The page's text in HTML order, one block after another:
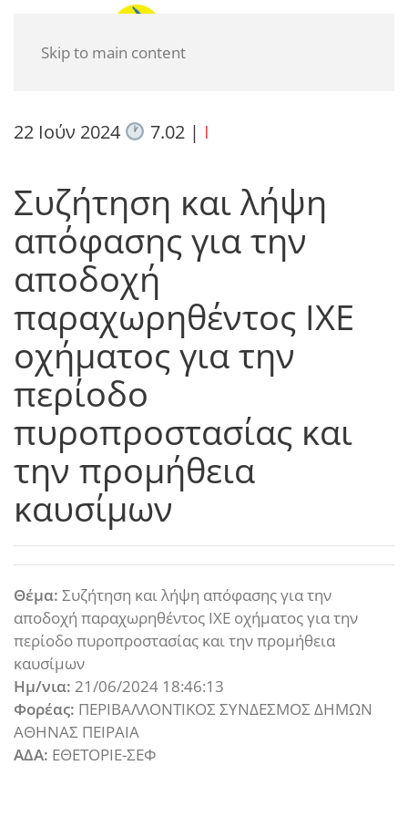
Skip to main content
22 Ιούν 2024 7.02| I
Συζήτηση και λήψη
απόφασης για την
αποδοχή
παραχωρηθέντος ΙΧΕ
οχήματος για την
περίοδο
πυροπροστασίας και
την προμήθεια
καυσίμων
Θέμα: Συζήτηση και λήψη απόφασης για την
αποδοχή παραχωρηθέντος ΙΧΕ οχήματος για την
περίοδο πυροπροστασίας και την προμήθεια
καυσίμων
Ημ/νια: 21/06/2024 18:46:13
Φορέας: ΠΕΡΙΒΑΛΛΟΝΤΙΚΟΣ ΣΥΝΔΕΣΜΟΣ ΔΗΜΩΝ
ΑΘΗΝΑΣ ΠΕΙΡΑΙΑ
ΑΔΑ: ΕΘΕΤΟΡΙΕ-ΣΕΦ